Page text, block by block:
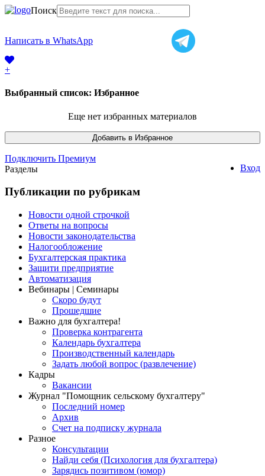
Поиск
Написать в WhatsApp
+
Выбранный список: Избранное
Еще нет избранных материалов
Подключить Премиум
Вход
Разделы
Публикации по рубрикам
Новости одной строчкой
Ответы на вопросы
Новости законодательства
Налогообложение
Бухгалтерская практика
Защити предприятие
Автоматизация
Вебинары | Семинары
Скоро будут
Прошедшие
Важно для бухгалтера!
Проверка контрагента
Календарь бухгалтера
Производственный календарь
Задать любой вопрос (развлечение)
Кадры
Вакансии
Журнал "Помощник сельскому бухгалтеру"
Последний номер
Архив
Счет на подписку журнала
Разное
Консультации
Найди себя (Психология для бухгалтера)
Зарядись позитивом (юмор)